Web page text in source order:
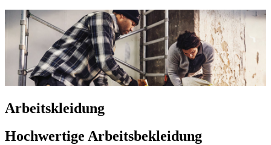
Arbeitskleidung
Hochwertige Arbeitsbekleidung